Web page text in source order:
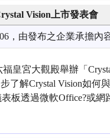
Vision上市發表會
，由發布之企業承擔內
福皇宮大觀殿舉辦「
了解Crystal Vision如何
板透過微軟Office?或網